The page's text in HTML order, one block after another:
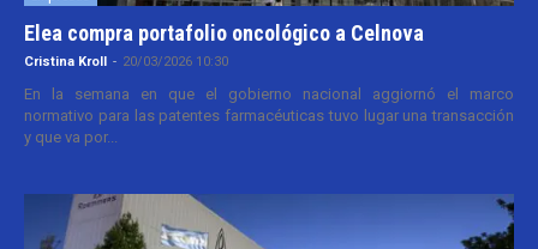
Elea compra portafolio oncológico a Celnova
Cristina Kroll - 20/03/2026 10:30
En la semana en que el gobierno nacional aggiornó el marco
normativo para las patentes farmacéuticas tuvo lugar una transacción
y que va por...